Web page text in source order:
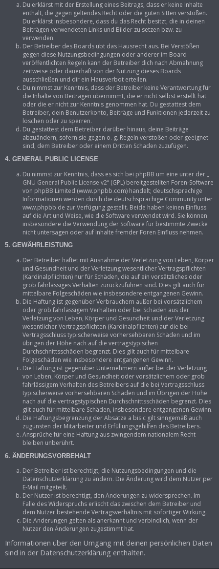
Du erklärst mit der Erstellung eines Beitrags, dass er keine Inhalte
enthält, die gegen geltendes Recht oder die guten Sitten verstoßen.
Du erklärst insbesondere, dass du das Recht besitzt, die in deinen
Beiträgen verwendeten Links und Bilder zu setzen bzw. zu
verwenden.
Der Betreiber des Boards übt das Hausrecht aus. Bei Verstößen
gegen diese Nutzungsbedingungen oder anderer im Board
veröffentlichten Regeln kann der Betreiber dich nach Abmahnung
zeitweise oder dauerhaft von der Nutzung dieses Boards
ausschließen und dir ein Hausverbot erteilen.
Du nimmst zur Kenntnis, dass der Betreiber keine Verantwortung für
die Inhalte von Beiträgen übernimmt, die er nicht selbst erstellt hat
oder die er nicht zur Kenntnis genommen hat. Du gestattest dem
Betreiber, dein Benutzerkonto, Beiträge und Funktionen jederzeit zu
löschen oder zu sperren.
Du gestattest dem Betreiber darüber hinaus, deine Beiträge
abzuändern, sofern sie gegen o. g. Regeln verstoßen oder geeignet
sind, dem Betreiber oder einem Dritten Schaden zuzufügen.
4. GENERAL PUBLIC LICENSE
Du nimmst zur Kenntnis, dass es sich bei phpBB um eine unter der „
GNU General Public License v2“ (GPL) bereitgestellten Foren-Software
von phpBB Limited (www.phpbb.com) handelt; deutschsprachige
Informationen werden durch die deutschsprachige Community unter
www.phpbb.de zur Verfügung gestellt. Beide haben keinen Einfluss
auf die Art und Weise, wie die Software verwendet wird. Sie können
insbesondere die Verwendung der Software für bestimmte Zwecke
nicht untersagen oder auf Inhalte fremder Foren Einfluss nehmen.
5. GEWÄHRLEISTUNG
Der Betreiber haftet mit Ausnahme der Verletzung von Leben, Körper
und Gesundheit und der Verletzung wesentlicher Vertragspflichten
(Kardinalpflichten) nur für Schäden, die auf ein vorsätzliches oder
grob fahrlässiges Verhalten zurückzuführen sind. Dies gilt auch für
mittelbare Folgeschäden wie insbesondere entgangenen Gewinn.
Die Haftung ist gegenüber Verbrauchern außer bei vorsätzlichem
oder grob fahrlässigem Verhalten oder bei Schäden aus der
Verletzung von Leben, Körper und Gesundheit und der Verletzung
wesentlicher Vertragspflichten (Kardinalpflichten) auf die bei
Vertragsschluss typischerweise vorhersehbaren Schäden und im
übrigen der Höhe nach auf die vertragstypischen
Durchschnittsschäden begrenzt. Dies gilt auch für mittelbare
Folgeschäden wie insbesondere entgangenen Gewinn.
Die Haftung ist gegenüber Unternehmern außer bei der Verletzung
von Leben, Körper und Gesundheit oder vorsätzlichem oder grob
fahrlässigem Verhalten des Betreibers auf die bei Vertragsschluss
typischerweise vorhersehbaren Schäden und im Übrigen der Höhe
nach auf die vertragstypischen Durchschnittsschäden begrenzt. Dies
gilt auch für mittelbare Schäden, insbesondere entgangenen Gewinn.
Die Haftungsbegrenzung der Absätze a bis c gilt sinngemäß auch
zugunsten der Mitarbeiter und Erfüllungsgehilfen des Betreibers.
Ansprüche für eine Haftung aus zwingendem nationalem Recht
bleiben unberührt.
6. ÄNDERUNGSVORBEHALT
Der Betreiber ist berechtigt, die Nutzungsbedingungen und die
Datenschutzerklärung zu ändern. Die Änderung wird dem Nutzer per
E-Mail mitgeteilt.
Der Nutzer ist berechtigt, den Änderungen zu widersprechen. Im
Falle des Widerspruchs erlischt das zwischen dem Betreiber und
dem Nutzer bestehende Vertragsverhältnis mit sofortiger Wirkung.
Die Änderungen gelten als anerkannt und verbindlich, wenn der
Nutzer den Änderungen zugestimmt hat.
Informationen über den Umgang mit deinen persönlichen Daten
sind in der Datenschutzerklärung enthalten.